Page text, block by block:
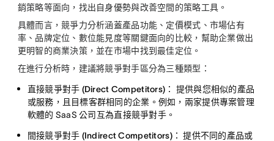
銷策略等面向，找出自身優勢與改善空間的策略工具。
具體而言，競爭力分析涵蓋產品功能、定價模式、市場佔有
率、品牌定位、數位能見度等關鍵面向的比較，幫助企業做出
更明智的商業決策，並在市場中找到最佳定位。
在進行分析時，建議將競爭對手區分為三種類型：
直接競爭對手 (Direct Competitors)：
提供與您相似的產品
或服務，且目標客群相同的企業。例如，兩家提供專案管理
軟體的 SaaS 公司互為直接競爭對手。
間接競爭對手 (Indirect Competitors)： 提供不同的產品或